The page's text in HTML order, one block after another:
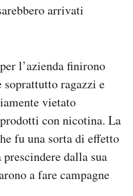
arrivati
l’azienda finirono
ragazzi e
vietato
con nicotina. La
fu una sorta di effetto
dalla sua
a fare campagne